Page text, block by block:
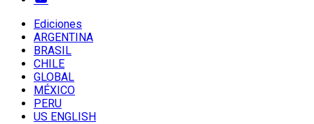
Ediciones
ARGENTINA
BRASIL
CHILE
GLOBAL
MÉXICO
PERU
US ENGLISH